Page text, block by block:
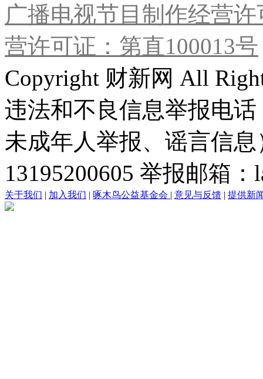
广播电视节目制作经营
营许可证：第直100013号
Copyright 财新网 All
违法和不良信息举报电
未成年人举报、谣言信
13195200605 举报邮箱
关于我们 | 加入我们 | 啄木鸟公益基金会 | 意见与反馈 | 提供新